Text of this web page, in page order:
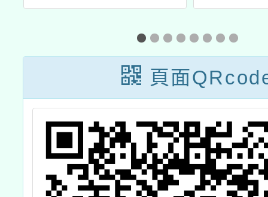
優Show學生藝
團活動」徵選計
畫書暨相關書表
各1份
頁面